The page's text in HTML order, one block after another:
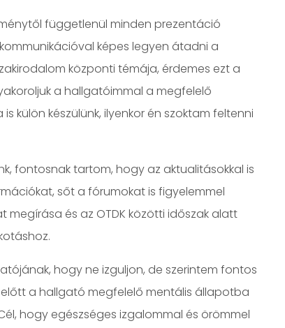
függetlenül minden prezentáció
képes legyen átadni a
központi témája, érdemes ezt a
a hallgatóimmal a megfelelő
külön készülünk, ilyenkor én szoktam feltenni
fontosnak tartom, hogy az aktualitásokkal is
sőt a fórumokat is figyelemmel
és az OTDK közötti időszak alatt
hogy ne izguljon, de szerintem fontos
a hallgató megfelelő mentális állapotba
hogy egészséges izgalommal és örömmel